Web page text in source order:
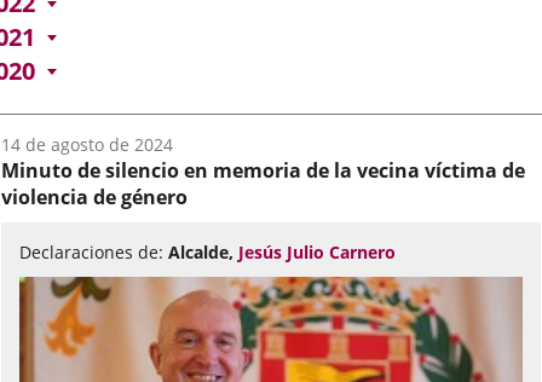
Fecha
del
audio:
14 de agosto de 2024
Minuto de silencio en memoria de la vecina víctima de
violencia de género
Declaraciones de: Alcalde, Jesús Julio Carnero